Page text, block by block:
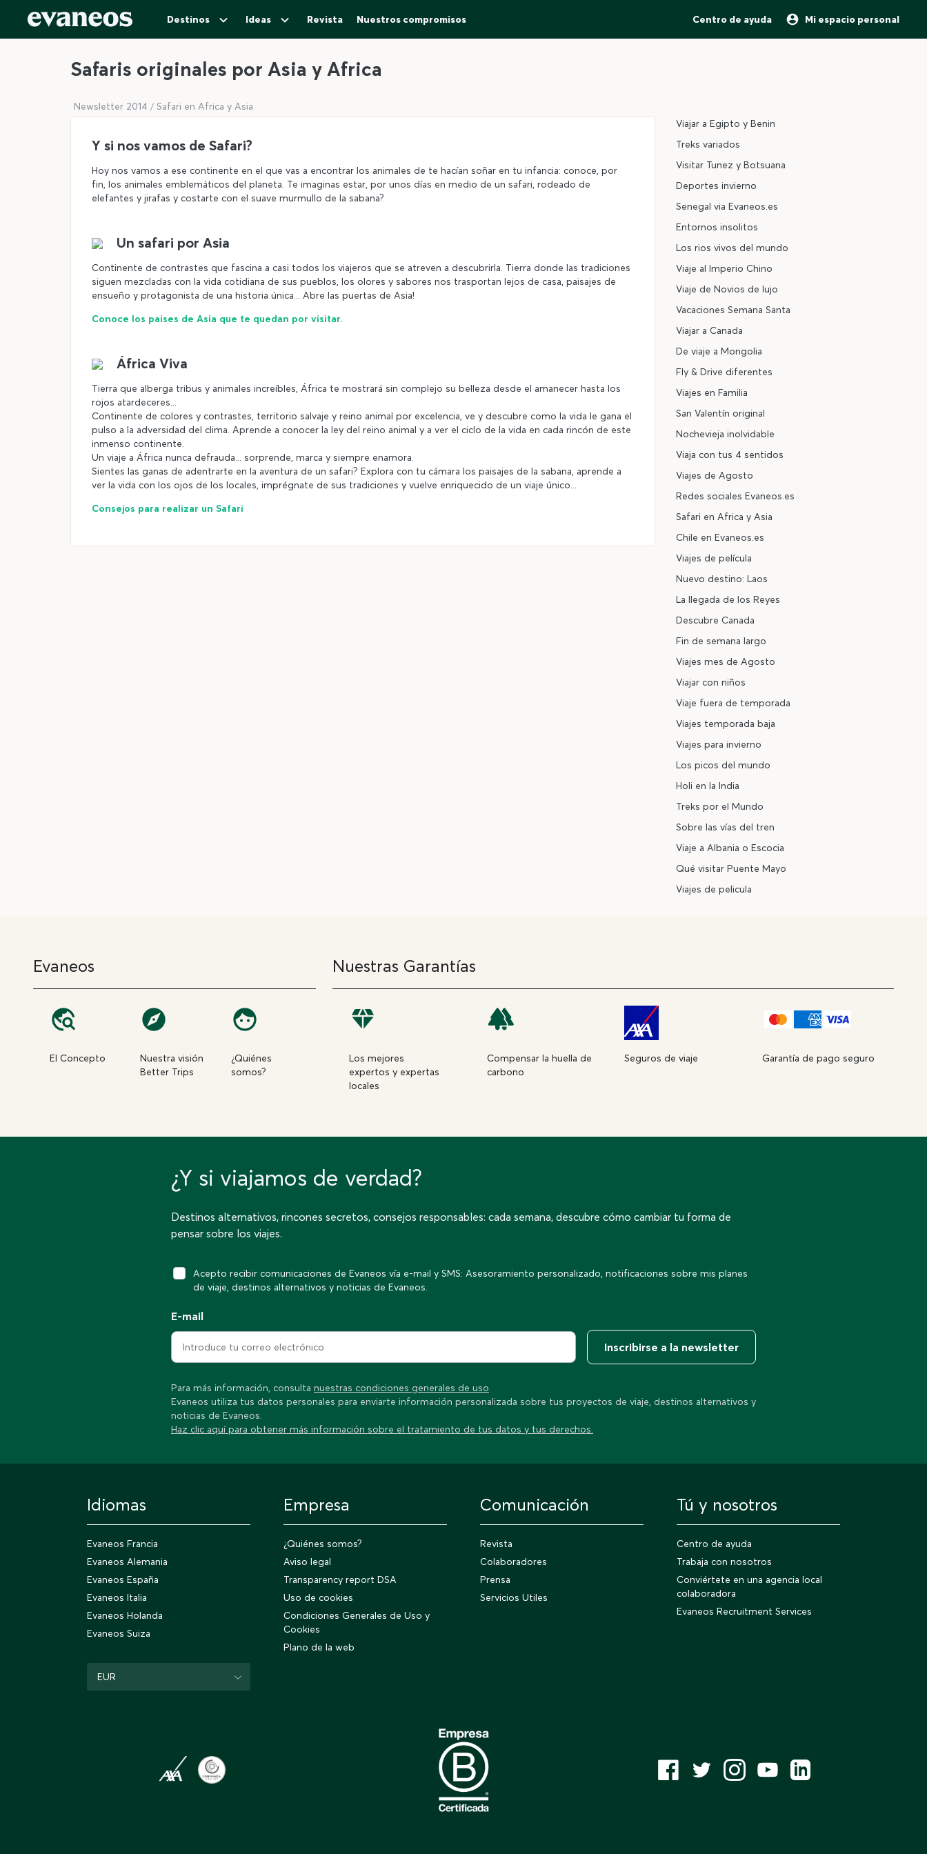
Destinos Ideas Revista Nuestros compromisos Centro de ayuda Mi espacio personal
Safaris originales por Asia y Africa
Newsletter 2014 Safari en Africa y Asia
Y si nos vamos de Safari?
Hoy nos vamos a ese continente en el que vas a encontrar los animales de te hacían soñar en tu infancia: conoce, por
fin, los animales emblemáticos del planeta. Te imaginas estar, por unos días en medio de un safari, rodeado de
elefantes y jirafas y costarte con el suave murmullo de la sabana?
Un safari por Asia
Continente de contrastes que fascina a casi todos los viajeros que se atreven a descubrirla. Tierra donde las tradiciones
siguen mezcladas con la vida cotidiana de sus pueblos, los olores y sabores nos trasportan lejos de casa, paisajes de
ensueño y protagonista de una historia única... Abre las puertas de Asia!
Conoce los paises de Asia que te quedan por visitar.
África Viva
Tierra que alberga tribus y animales increíbles, África te mostrará sin complejo su belleza desde el amanecer hasta los
rojos atardeceres...
Continente de colores y contrastes, territorio salvaje y reino animal por excelencia, ve y descubre como la vida le gana el
pulso a la adversidad del clima. Aprende a conocer la ley del reino animal y a ver el ciclo de la vida en cada rincón de este
inmenso continente.
Un viaje a África nunca defrauda... sorprende, marca y siempre enamora.
Sientes las ganas de adentrarte en la aventura de un safari? Explora con tu cámara los paisajes de la sabana, aprende a
ver la vida con los ojos de los locales, imprégnate de sus tradiciones y vuelve enriquecido de un viaje único...
Consejos para realizar un Safari
Viajar a Egipto y Benin
Treks variados
Visitar Tunez y Botsuana
Deportes invierno
Senegal via Evaneos.es
Entornos insolitos
Los rios vivos del mundo
Viaje al Imperio Chino
Viaje de Novios de lujo
Vacaciones Semana Santa
Viajar a Canada
De viaje a Mongolia
Fly & Drive diferentes
Viajes en Familia
San Valentín original
Nochevieja inolvidable
Viaja con tus 4 sentidos
Viajes de Agosto
Redes sociales Evaneos.es
Safari en Africa y Asia
Chile en Evaneos.es
Viajes de película
Nuevo destino: Laos
La llegada de los Reyes
Descubre Canada
Fin de semana largo
Viajes mes de Agosto
Viajar con niños
Viaje fuera de temporada
Viajes temporada baja
Viajes para invierno
Los picos del mundo
Holi en la India
Treks por el Mundo
Sobre las vías del tren
Viaje a Albania o Escocia
Qué visitar Puente Mayo
Viajes de pelicula
Evaneos
El Concepto
Nuestra visión
Better Trips
¿Quiénes
somos?
Nuestras Garantías
Los mejores
expertos y expertas
locales
Compensar la huella de
carbono
Seguros de viaje Garantía de pago seguro
¿Y si viajamos de verdad?
Destinos alternativos, rincones secretos, consejos responsables: cada semana, descubre cómo cambiar tu forma de
pensar sobre los viajes.
Acepto recibir comunicaciones de Evaneos vía e-mail y SMS: Asesoramiento personalizado, notificaciones sobre mis planes
de viaje, destinos alternativos y noticias de Evaneos.
E-mail
Inscribirse a la newsletter
Para más información, consulta nuestras condiciones generales de uso
Evaneos utiliza tus datos personales para enviarte información personalizada sobre tus proyectos de viaje, destinos alternativos y
noticias de Evaneos.
Haz clic aquí para obtener más información sobre el tratamiento de tus datos y tus derechos.
Idiomas
Evaneos Francia
Evaneos Alemania
Evaneos España
Evaneos Italia
Evaneos Holanda
Evaneos Suiza
EUR
Empresa
¿Quiénes somos?
Aviso legal
Transparency report DSA
Uso de cookies
Condiciones Generales de Uso y
Cookies
Plano de la web
Comunicación
Revista
Colaboradores
Prensa
Servicios Utiles
Tú y nosotros
Centro de ayuda
Trabaja con nosotros
Conviértete en una agencia local
colaboradora
Evaneos Recruitment Services